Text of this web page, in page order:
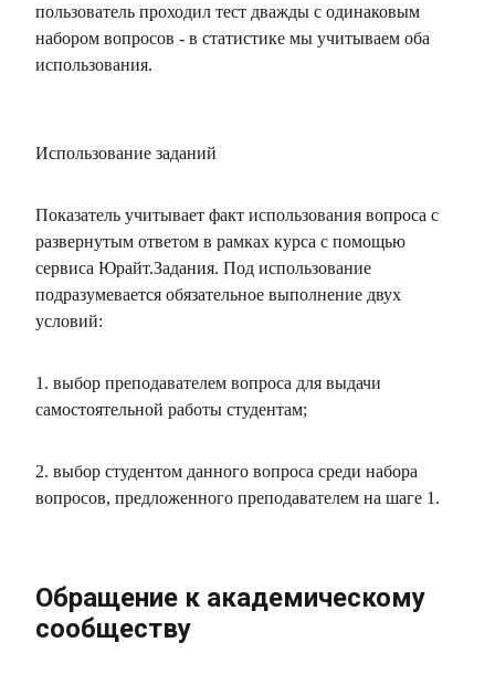
пользователь проходил тест дважды с одинаковым
набором вопросов - в статистике мы учитываем оба
использования.
Использование заданий
Показатель учитывает факт использования вопроса с
развернутым ответом в рамках курса с помощью
сервиса Юрайт.Задания. Под использование
подразумевается обязательное выполнение двух
условий:
1. выбор преподавателем вопроса для выдачи
самостоятельной работы студентам;
2. выбор студентом данного вопроса среди набора
вопросов, предложенного преподавателем на шаге 1.
Обращение к академическому
сообществу